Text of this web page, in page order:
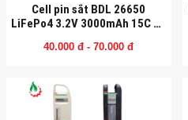
Cell pin sắt BDL 26650
LiFePo4 3.2V 3000mAh 15C Xả
40.000 đ - 70.000 đ